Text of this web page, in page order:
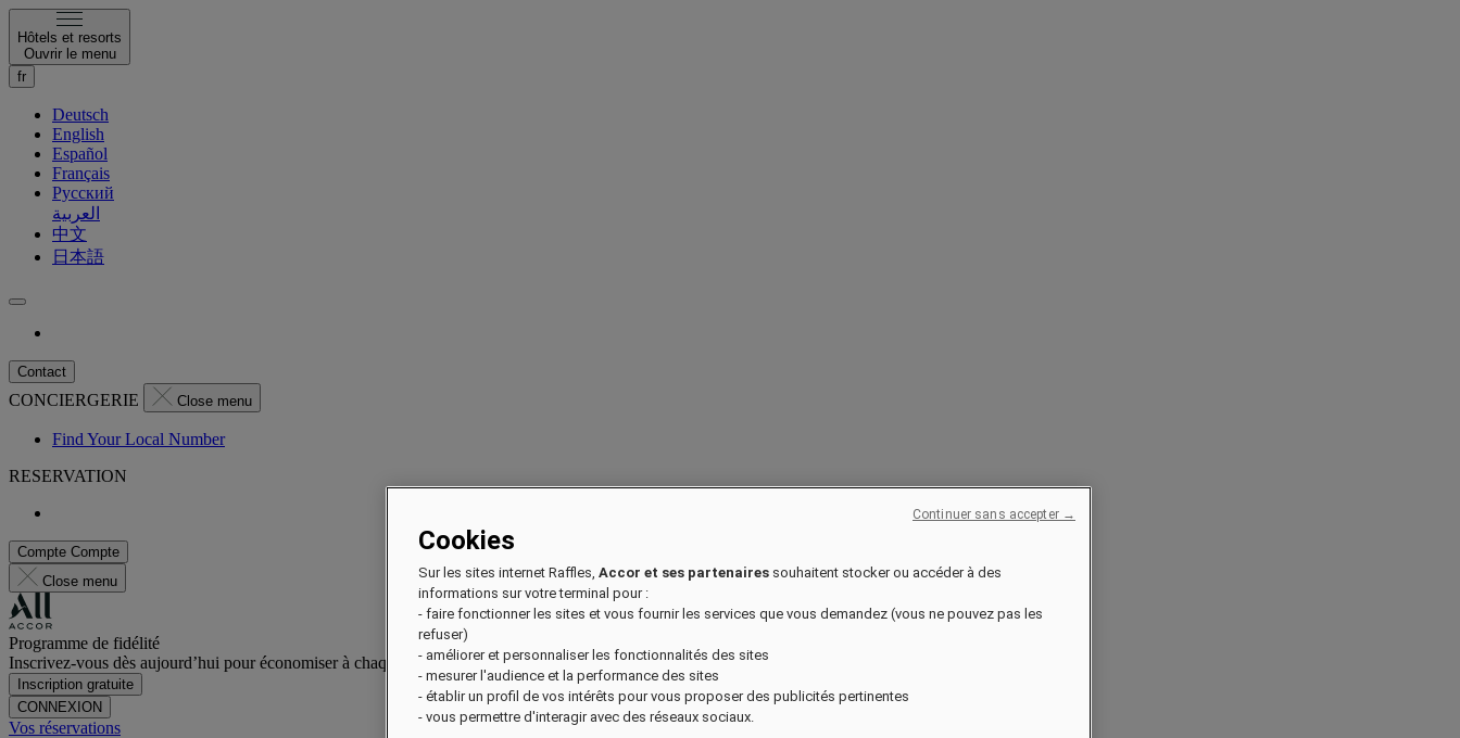
Hôtels et resorts
Ouvrir le menu
fr
Deutsch
English
Español
Français
Русский
العربية
中文
日本語
Contact
CONCIERGERIE Close menu
Find Your Local Number
RESERVATION
Compte Compte
Close menu
Programme de fidélité
Inscrivez-vous dès aujourd’hui pour économiser à chaque séjour et profiter d’avantages exclusifs.
Inscription gratuite
CONNEXION
Vos réservations
Cookies
Sur les sites internet Raffles, Accor et ses partenaires souhaitent stocker ou accéder à des
informations sur votre terminal pour :
- faire fonctionner les sites et vous fournir les services que vous demandez (vous ne pouvez pas les
refuser)
- améliorer et personnaliser les fonctionnalités des sites
- mesurer l'audience et la performance des sites
- établir un profil de vos intérêts pour vous proposer des publicités pertinentes
- vous permettre d'interagir avec des réseaux sociaux.
Continuer sans accepter →